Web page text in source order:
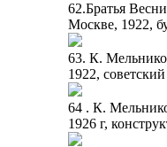
62.Братья
Москве, 1922,
63. К.
1922,
64 . К.
1926 г,